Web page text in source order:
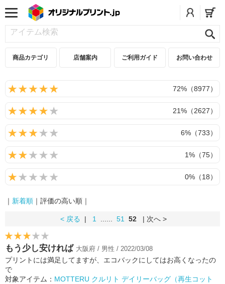
商品カテゴリ 店舗案内 ご利用ガイド お問い合わせ
72%（8977）
21%（2627）
6%（733）
1%（75）
0%（18）
｜ 新着順 ｜評価の高い順｜
< 戻る | 1 51 52 | 次へ >
もう少し安ければ 大阪府 / 男性 / 2022/03/08
プリントには満足してますが、エコバックにしてはお高くなったの
で
対象アイテム： MOTTERU クルリト デイリーバッグ（再生コット